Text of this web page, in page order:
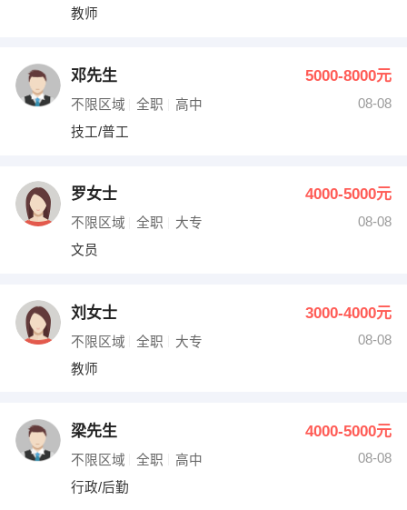
教师
邓先生 5000-8000元
不限区域 全职 高中
08-08
技工/普工
罗女士 4000-5000元
不限区域 全职 大专
08-08
文员
刘女士 3000-4000元
不限区域 全职 大专
08-08
教师
梁先生 4000-5000元
不限区域 全职 高中
08-08
行政/后勤